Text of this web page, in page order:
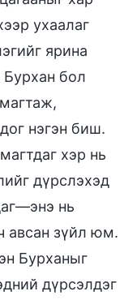
ухаалаг
ярина
Бурхан бол
нэгэн биш.
хэр нь
дүрслэхэд
нь
авсан зүйл юм.
Бурханыг
дүрсэлдэг